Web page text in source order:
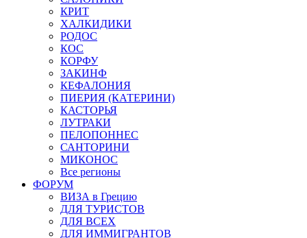
КРИТ
ХАЛКИДИКИ
РОДОС
КОС
КОРФУ
ЗАКИНФ
КЕФАЛОНИЯ
ПИЕРИЯ (КАТЕРИНИ)
КАСТОРЬЯ
ЛУТРАКИ
ПЕЛОПОННЕС
САНТОРИНИ
МИКОНОС
Все регионы
ФОРУМ
ВИЗА в Грецию
ДЛЯ ТУРИСТОВ
ДЛЯ ВСЕХ
ДЛЯ ИММИГРАНТОВ